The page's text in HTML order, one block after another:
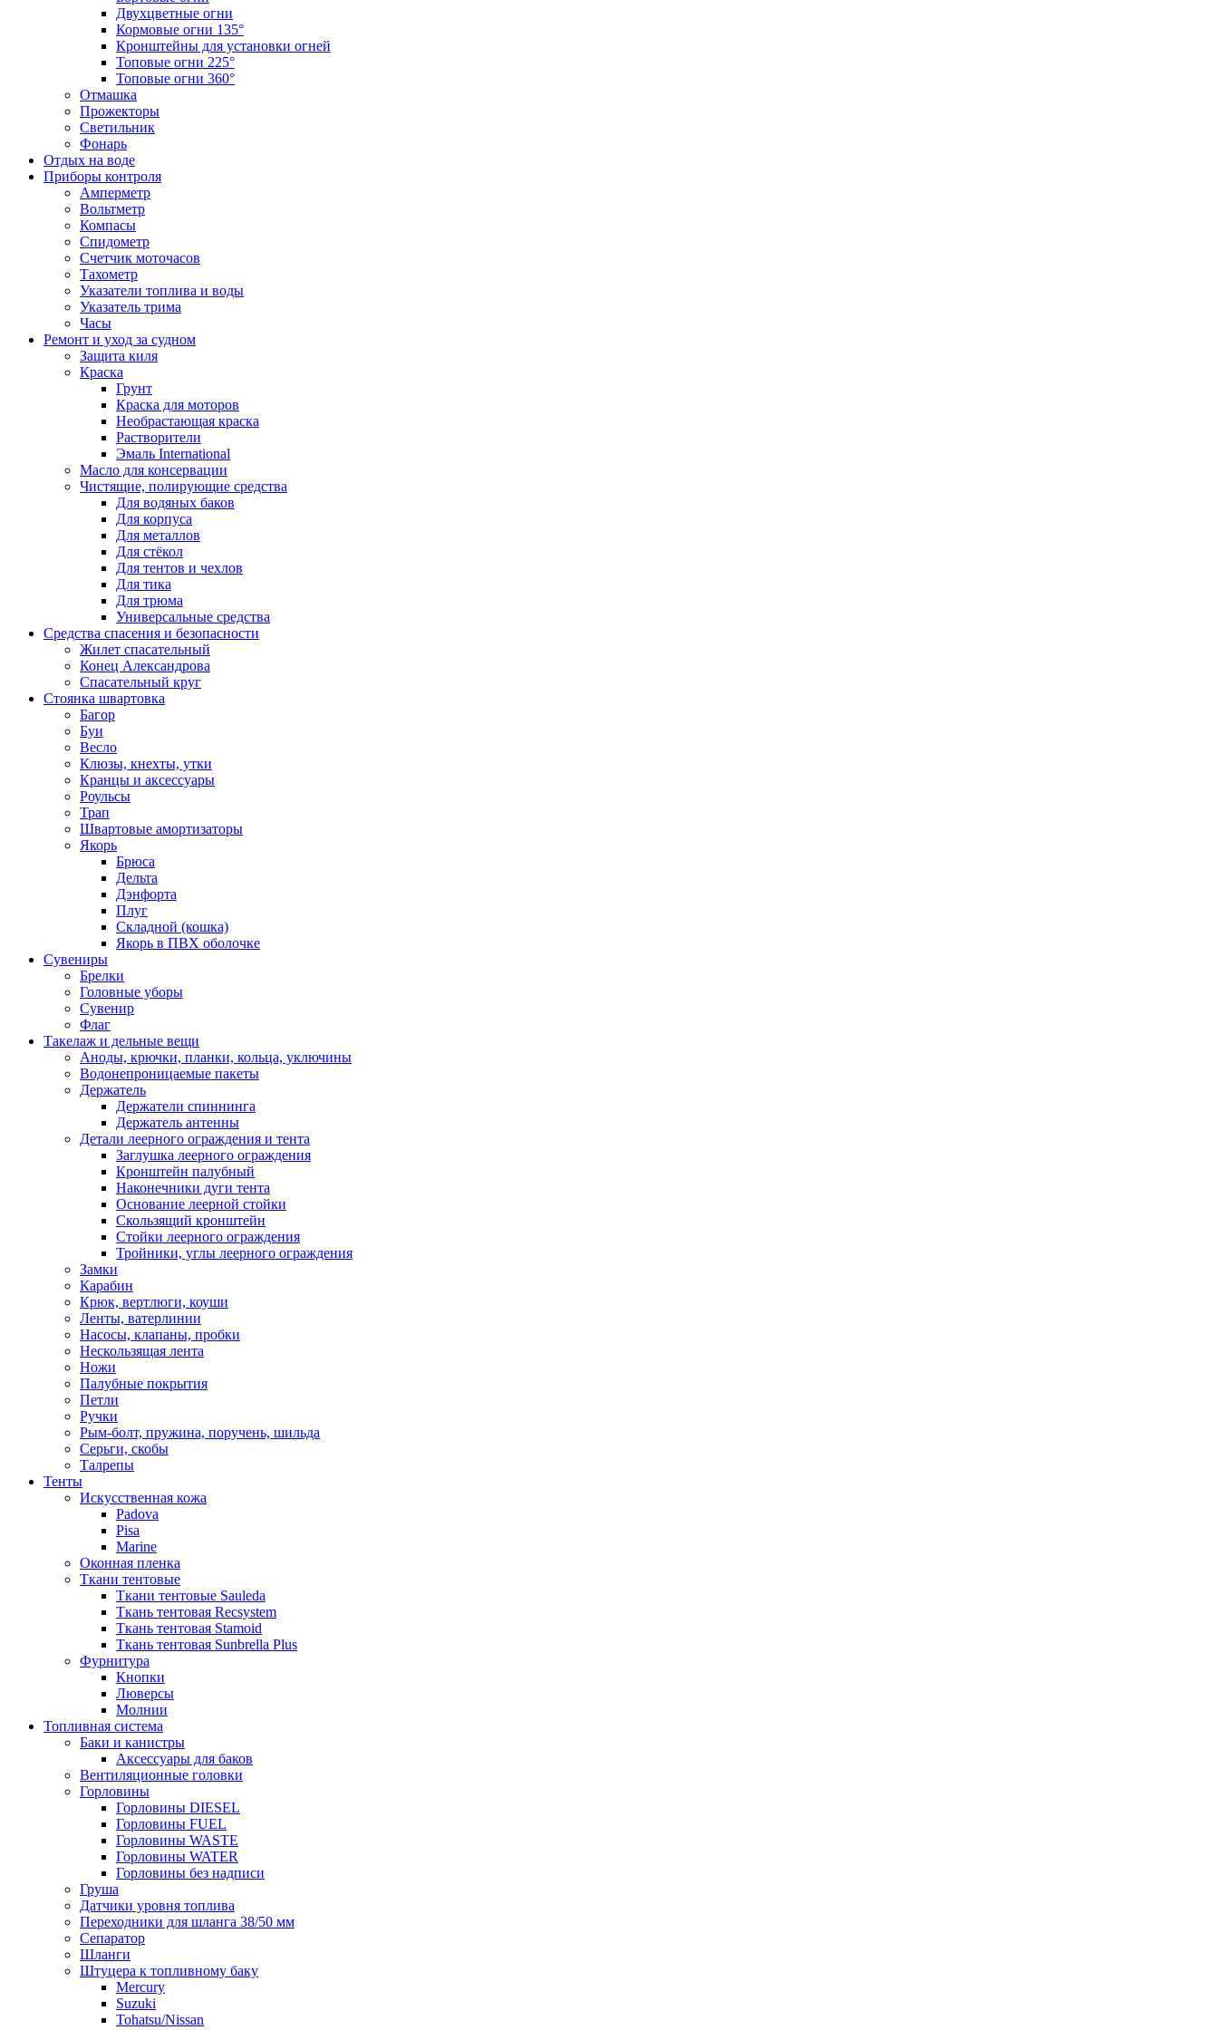
Двухцветные огни
Кормовые огни 135°
Кронштейны для установки огней
Топовые огни 225°
Топовые огни 360°
Отмашка
Прожекторы
Светильник
Фонарь
Отдых на воде
Приборы контроля
Амперметр
Вольтметр
Компасы
Спидометр
Счетчик моточасов
Тахометр
Указатели топлива и воды
Указатель трима
Часы
Ремонт и уход за судном
Защита киля
Краска
Грунт
Краска для моторов
Необрастающая краска
Растворители
Эмаль International
Масло для консервации
Чистящие, полирующие средства
Для водяных баков
Для корпуса
Для металлов
Для стёкол
Для тентов и чехлов
Для тика
Для трюма
Универсальные средства
Средства спасения и безопасности
Жилет спасательный
Конец Александрова
Спасательный круг
Стоянка швартовка
Багор
Буи
Весло
Клюзы, кнехты, утки
Кранцы и аксессуары
Роульсы
Трап
Швартовые амортизаторы
Якорь
Брюса
Дельта
Дэнфорта
Плуг
Складной (кошка)
Якорь в ПВХ оболочке
Сувениры
Брелки
Головные уборы
Сувенир
Флаг
Такелаж и дельные вещи
Аноды, крючки, планки, кольца, уключины
Водонепроницаемые пакеты
Держатель
Держатели спиннинга
Держатель антенны
Детали леерного ограждения и тента
Заглушка леерного ограждения
Кронштейн палубный
Наконечники дуги тента
Основание леерной стойки
Скользящий кронштейн
Стойки леерного ограждения
Тройники, углы леерного ограждения
Замки
Карабин
Крюк, вертлюги, коуши
Ленты, ватерлинии
Насосы, клапаны, пробки
Нескользящая лента
Ножи
Палубные покрытия
Петли
Ручки
Рым-болт, пружина, поручень, шильда
Серьги, скобы
Талрепы
Тенты
Искусственная кожа
Padova
Pisa
Marine
Оконная пленка
Ткани тентовые
Ткани тентовые Sauleda
Ткань тентовая Recsystem
Ткань тентовая Stamoid
Ткань тентовая Sunbrella Plus
Фурнитура
Кнопки
Люверсы
Молнии
Топливная система
Баки и канистры
Аксессуары для баков
Вентиляционные головки
Горловины
Горловины DIESEL
Горловины FUEL
Горловины WASTE
Горловины WATER
Горловины без надписи
Груша
Датчики уровня топлива
Переходники для шланга 38/50 мм
Сепаратор
Шланги
Штуцера к топливному баку
Mercury
Suzuki
Tohatsu/Nissan